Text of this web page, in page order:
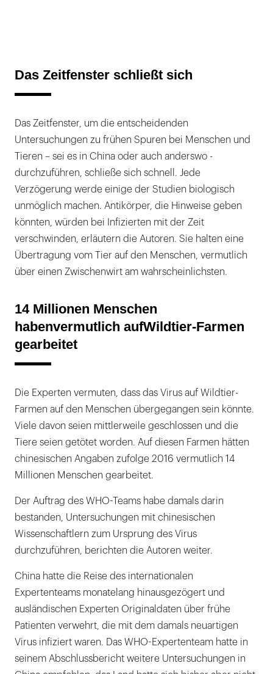
Das Zeitfenster schließt sich
Das Zeitfenster, um die entscheidenden
Untersuchungen zu frühen Spuren bei Menschen und
Tieren – sei es in China oder auch anderswo -
durchzuführen, schließe sich schnell. Jede
Verzögerung werde einige der Studien biologisch
unmöglich machen. Antikörper, die Hinweise geben
könnten, würden bei Infizierten mit der Zeit
verschwinden, erläutern die Autoren. Sie halten eine
Übertragung vom Tier auf den Menschen, vermutlich
über einen Zwischenwirt am wahrscheinlichsten.
14 Millionen Menschen
habenvermutlich aufWildtier-Farmen
gearbeitet
Die Experten vermuten, dass das Virus auf Wildtier-
Farmen auf den Menschen übergegangen sein könnte.
Viele davon seien mittlerweile geschlossen und die
Tiere seien getötet worden. Auf diesen Farmen hätten
chinesischen Angaben zufolge 2016 vermutlich 14
Millionen Menschen gearbeitet.
Der Auftrag des WHO-Teams habe damals darin
bestanden, Untersuchungen mit chinesischen
Wissenschaftlern zum Ursprung des Virus
durchzuführen, berichten die Autoren weiter.
China hatte die Reise des internationalen
Expertenteams monatelang hinausgezögert und
ausländischen Experten Originaldaten über frühe
Patienten verwehrt, die mit dem damals neuartigen
Virus infiziert waren. Das WHO-Expertenteam hatte in
seinem Abschlussbericht weitere Untersuchungen in